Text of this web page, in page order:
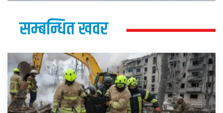
सम्बन्धित खवर